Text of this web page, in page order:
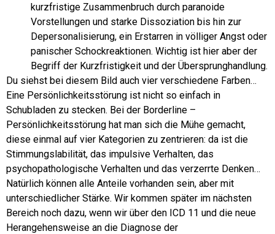
kurzfristige Zusammenbruch durch paranoide
Vorstellungen und starke Dissoziation bis hin zur
Depersonalisierung, ein Erstarren in völliger Angst oder
panischer Schockreaktionen. Wichtig ist hier aber der
Begriff der Kurzfristigkeit und der Übersprunghandlung.
Du siehst bei diesem Bild auch vier verschiedene Farben…
Eine Persönlichkeitsstörung ist nicht so einfach in
Schubladen zu stecken. Bei der Borderline –
Persönlichkeitsstörung hat man sich die Mühe gemacht,
diese einmal auf vier Kategorien zu zentrieren: da ist die
Stimmungslabilität, das impulsive Verhalten, das
psychopathologische Verhalten und das verzerrte Denken…
Natürlich können alle Anteile vorhanden sein, aber mit
unterschiedlicher Stärke. Wir kommen später im nächsten
Bereich noch dazu, wenn wir über den ICD 11 und die neue
Herangehensweise an die Diagnose der